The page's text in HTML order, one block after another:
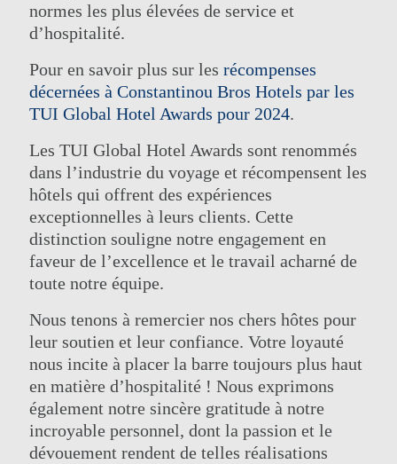
normes les plus élevées de service et
d’hospitalité.
Pour en savoir plus sur les récompenses
décernées à Constantinou Bros Hotels par les
TUI Global Hotel Awards pour 2024.
Les TUI Global Hotel Awards sont renommés
dans l’industrie du voyage et récompensent les
hôtels qui offrent des expériences
exceptionnelles à leurs clients. Cette
distinction souligne notre engagement en
faveur de l’excellence et le travail acharné de
toute notre équipe.
Nous tenons à remercier nos chers hôtes pour
leur soutien et leur confiance. Votre loyauté
nous incite à placer la barre toujours plus haut
en matière d’hospitalité ! Nous exprimons
également notre sincère gratitude à notre
incroyable personnel, dont la passion et le
dévouement rendent de telles réalisations